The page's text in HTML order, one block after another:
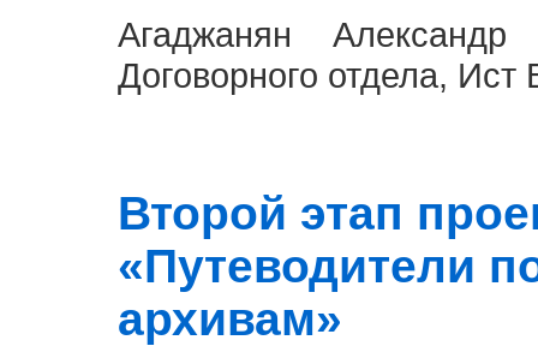
Агаджанян Александр
Договорного отдела,
Второй этап
«Путеводители
архивам»